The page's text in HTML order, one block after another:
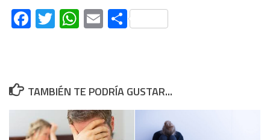
Facebook
Twitter
WhatsApp
EmailCompartir
TAMBIÉN TE PODRÍA GUSTAR...